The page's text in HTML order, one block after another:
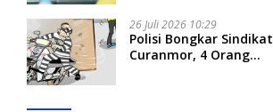
26 Juli 2026 10:29
Polisi Bongkar Sindikat
Curanmor, 4 Orang